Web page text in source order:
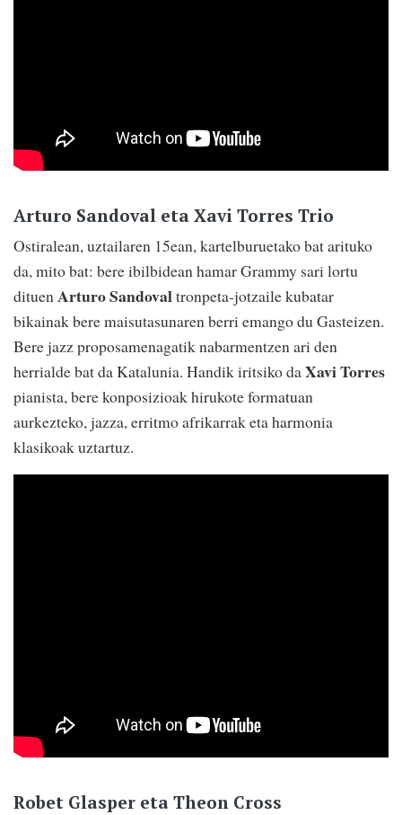
Arturo Sandoval eta Xavi Torres Trio
Ostiralean, uztailaren 15ean, kartelburuetako bat arituko
da, mito bat: bere ibilbidean hamar Grammy sari lortu
dituenArturo Sandovaltronpeta-jotzaile kubatar
bikainak bere maisutasunaren berri emango du Gasteizen.
Bere jazz proposamenagatik nabarmentzen ari den
herrialde bat da Katalunia. Handik iritsiko daXavi Torres
pianista, bere konposizioak hirukote formatuan
aurkezteko, jazza, erritmo afrikarrak eta harmonia
klasikoak uztartuz.
Robet Glasper eta Theon Cross